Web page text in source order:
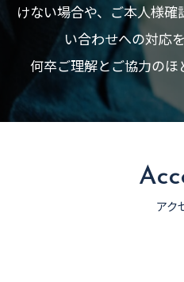
けない場合や、ご本人様
い合わせへの対応
何卒ご理解とご協力のほ
アク